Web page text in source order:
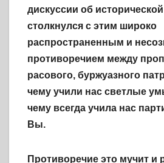
дискуссии об
столкнулся с этим широко
распространенным и
противоречием между
расового, буржуазного
чему учили нас светлые
чему всегда учила нас
Вы.
Противоречие это мучит и